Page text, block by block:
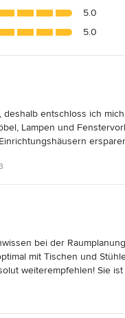
5.0
5.0
5 von 5 Sternen
entschloss ich
Lampen und
5 von 5 Sternen
bei der
mit Tischen und
weiterempfehlen! Sie